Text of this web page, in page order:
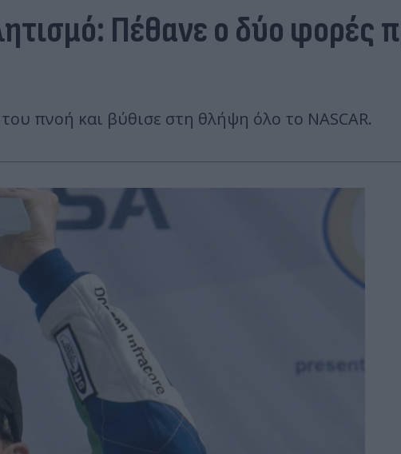
Πέθανε ο δύο φορές
πνοή και βύθισε στη θλήψη όλο το NASCAR.